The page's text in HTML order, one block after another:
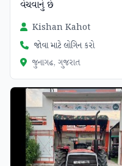
વેચવાનું છે
Kishan Kahot
જોવા માટે લોગિન કરો
જુનાગઢ, ગુજરાત